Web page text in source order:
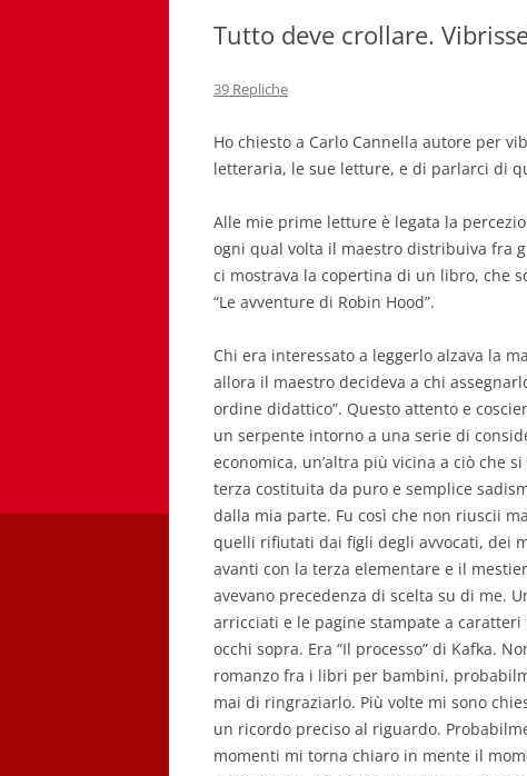
Tutto deve crollare.
39 Repliche
Ho chiesto a Carlo Cannella autore per
letteraria, le sue letture, e di parlarci di
Alle mie prime letture è legata la
ogni qual volta il maestro distribuiva fra
ci mostrava la copertina di un libro, che
“Le avventure di Robin Hood”.
Chi era interessato a leggerlo alzava la
allora il maestro decideva a chi
ordine didattico”. Questo attento e
un serpente intorno a una serie di
economica, un’altra più vicina a ciò che
terza costituita da puro e semplice
dalla mia parte. Fu così che non riuscii
quelli rifiutati dai figli degli avvocati, dei
avanti con la terza elementare e il
avevano precedenza di scelta su di me.
arricciati e le pagine stampate a
occhi sopra. Era “Il processo” di Kafka.
romanzo fra i libri per bambini,
mai di ringraziarlo. Più volte mi sono
un ricordo preciso al riguardo.
momenti mi torna chiaro in mente il